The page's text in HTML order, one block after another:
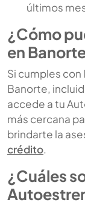
últimos
¿Cómo
en
Si cumples
Banorte,
accede a tu
más cercana
brindarte la
crédito.
¿Cuáles